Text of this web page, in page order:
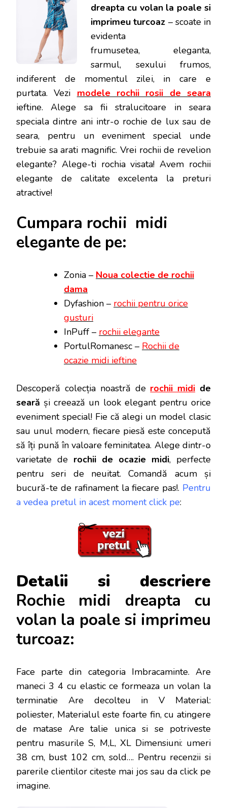
dreapta cu volan la poale si
imprimeu turcoaz – scoate in
evidenta
frumusetea, eleganta,
sarmul, sexului frumos,
indiferent de momentul zilei, in care e
purtata. Vezi modele rochii rosii de seara
ieftine. Alege sa fii stralucitoare in seara
speciala dintre ani intr-o rochie de lux sau de
seara, pentru un eveniment special unde
trebuie sa arati magnific. Vrei rochii de revelion
elegante? Alege-ti rochia visata! Avem rochii
elegante de calitate excelenta la preturi
atractive!
Cumpara rochii midi
elegante de pe:
Zonia – Noua colectie de rochii
dama
Dyfashion – rochii pentru orice
gusturi
InPuff – rochii elegante
PortulRomanesc – Rochii de
ocazie midi ieftine
Descoperă colecția noastră de rochii midi de
seară și creează un look elegant pentru orice
eveniment special! Fie că alegi un model clasic
sau unul modern, fiecare piesă este concepută
să îți pună în valoare feminitatea. Alege dintr-o
varietate de rochii de ocazie midi, perfecte
pentru seri de neuitat. Comandă acum și
bucură-te de rafinament la fiecare pas!. Pentru
a vedea pretul in acest moment click pe:
Detalii si descriere
Rochie midi dreapta cu
volan la poale si imprimeu
turcoaz:
Face parte din categoria Imbracaminte. Are
maneci 3 4 cu elastic ce formeaza un volan la
terminatie Are decolteu in V Material:
poliester, Materialul este foarte fin, cu atingere
de matase Are talie unica si se potriveste
pentru masurile S, M,L, XL Dimensiuni: umeri
38 cm, bust 102 cm, sold…. Pentru recenzii si
parerile clientilor citeste mai jos sau da click pe
imagine.